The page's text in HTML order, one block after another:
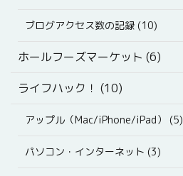
ブログアクセス数の記録 (10)
ホールフーズマーケット (6)
ライフハック！ (10)
アップル（Mac/iPhone/iPad） (5)
パソコン・インターネット (3)